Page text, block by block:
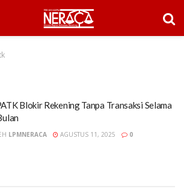
Blokir Rekening Tanpa Transaksi Selama
LPMNERACA AGUSTUS 11, 2025 0